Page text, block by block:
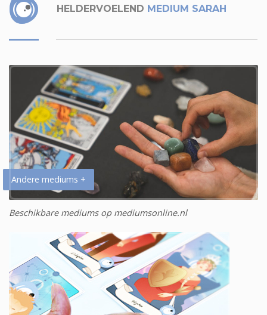
HELDERVOELEND MEDIUM SARAH
Andere mediums +
Beschikbare mediums op mediumsonline.nl